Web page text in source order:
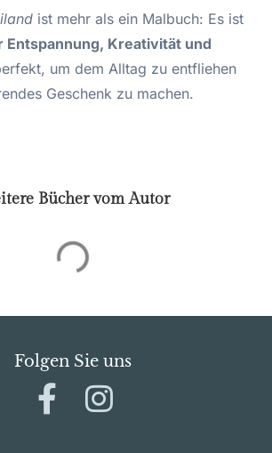
ist mehr als ein Malbuch: Es ist
Entspannung, Kreativität und
um dem Alltag zu entfliehen
Geschenk zu machen.
Bücher vom Autor
Folgen Sie uns